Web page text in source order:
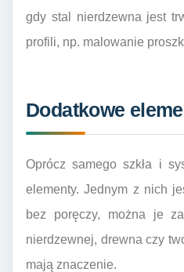
gdy stal nierdzewna jest
profili, np. malowanie
Dodatkowe
Oprócz samego szkła i
elementy. Jednym z nich
bez poręczy, można je
nierdzewnej, drewna czy
mają znaczenie.